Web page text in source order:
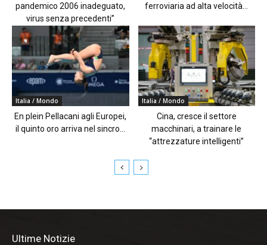
pandemico 2006 inadeguato,
virus senza precedenti”
ferroviaria ad alta velocità...
Italia / Mondo
En plein Pellacani agli Europei,
il quinto oro arriva nel sincro...
Italia / Mondo
Cina, cresce il settore
macchinari, a trainare le
“attrezzature intelligenti”
Ultime Notizie